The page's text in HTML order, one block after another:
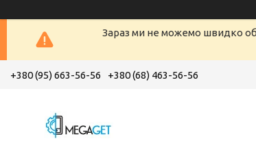
Зараз ми не можемо швидко
+380 (95) 663-56-56 +380 (68) 463-56-56